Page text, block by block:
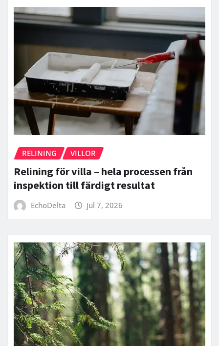
RELINING VILLOR
Relining för villa – hela processen från
inspektion till färdigt resultat
EchoDelta jul 7, 2026